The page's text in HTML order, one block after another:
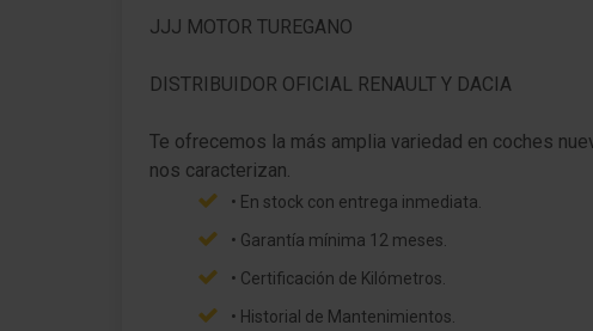
ambos
Limpialuneta trasera
Preinstalación radio
Airbag lado del conductor
JJJ MOTOR TUREGANO
DISTRIBUIDOR OFICIAL RENAULT Y DACIA
Te ofrecemos la más amplia variedad en coches
• En stock con entrega inmediata.
• Garantía mínima 12 meses.
• Certificación de Kilómetros.
• Historial de Mantenimientos.